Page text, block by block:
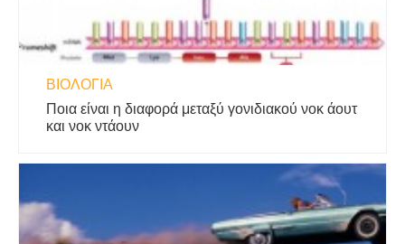
ΒΙΟΛΟΓΊΑ
Ποια είναι η διαφορά μεταξύ γονιδιακού νοκ άουτ
και νοκ ντάουν